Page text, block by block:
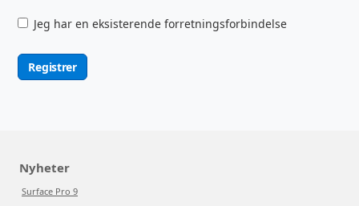
Jeg har en eksisterende forretningsforbindelse
Registrer
Nyheter
Surface Pro 9